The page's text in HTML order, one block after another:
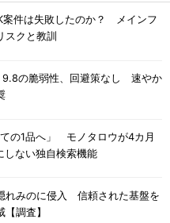
案件は失敗したのか？ メインフ
スクと教訓
9.8の脆弱性、回避策なし 速やか
の1品へ」 モノタロウが4カ月
しない独自検索機能
れみのに侵入 信頼された基盤を
調査】